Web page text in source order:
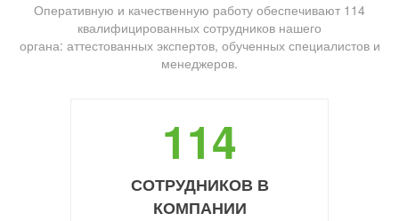
Оперативную и качественную работу обеспечивают 114
квалифицированных сотрудников нашего
органа: аттестованных экспертов, обученных специалистов и
менеджеров.
114
СОТРУДНИКОВ В
КОМПАНИИ